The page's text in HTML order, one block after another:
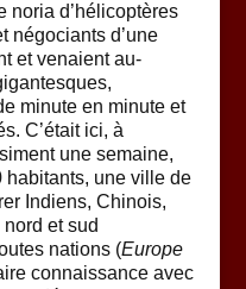
noria d’hélicoptères
négociants d’une
et venaient au-
minute en minute et
C’était ici, à
une semaine,
une ville de
Indiens, Chinois,
et sud
nations (Europe
connaissance avec